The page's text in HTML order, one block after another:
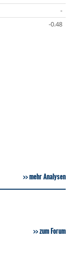
-
-0.48
mehr Analysen
zum Forum